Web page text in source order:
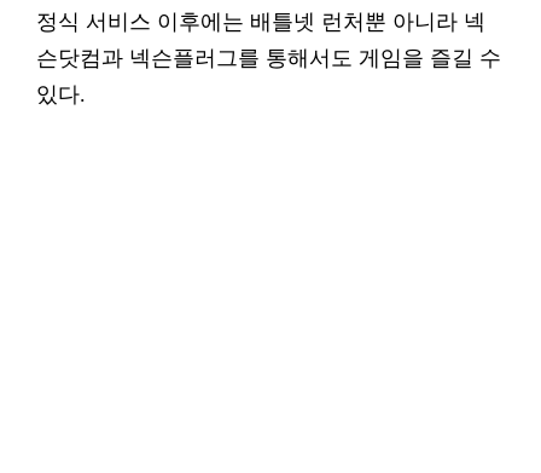
정식 서비스 이후에는 배틀넷 런처뿐 아니라 넥
슨닷컴과 넥슨플러그를 통해서도 게임을 즐길 수
있다.